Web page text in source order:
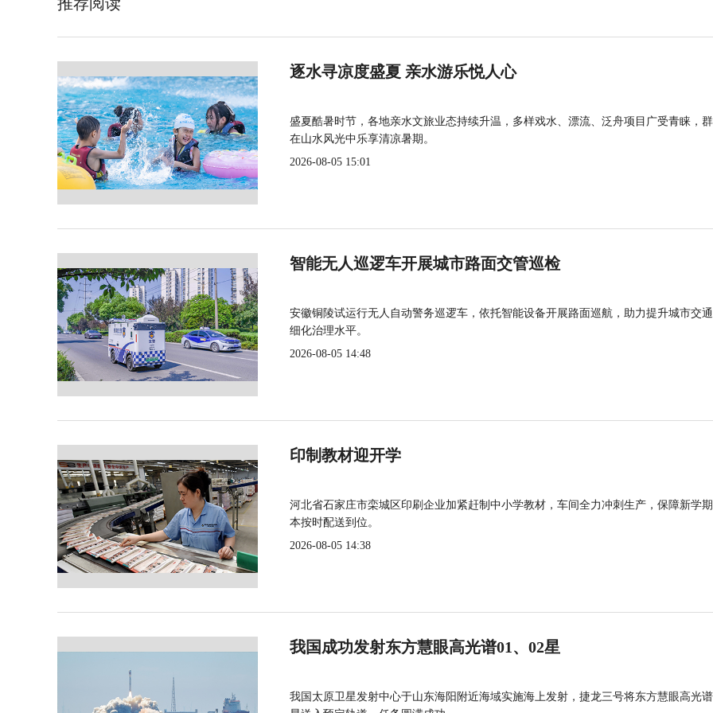
逐水寻凉度盛夏 亲水游乐悦人心
盛夏酷暑时节，各地亲水文旅业态持续升温，多样戏水、漂流、泛舟项目广受青睐，
在山水风光中乐享清凉暑期。
2026-08-05 15:01
智能无人巡逻车开展城市路面交管巡检
安徽铜陵试运行无人自动警务巡逻车，依托智能设备开展路面巡航，助力提升城市交
细化治理水平。
2026-08-05 14:48
印制教材迎开学
河北省石家庄市栾城区印刷企业加紧赶制中小学教材，车间全力冲刺生产，保障新学
本按时配送到位。
2026-08-05 14:38
我国成功发射东方慧眼高光谱01、02星
我国太原卫星发射中心于山东海阳附近海域实施海上发射，捷龙三号将东方慧眼高光